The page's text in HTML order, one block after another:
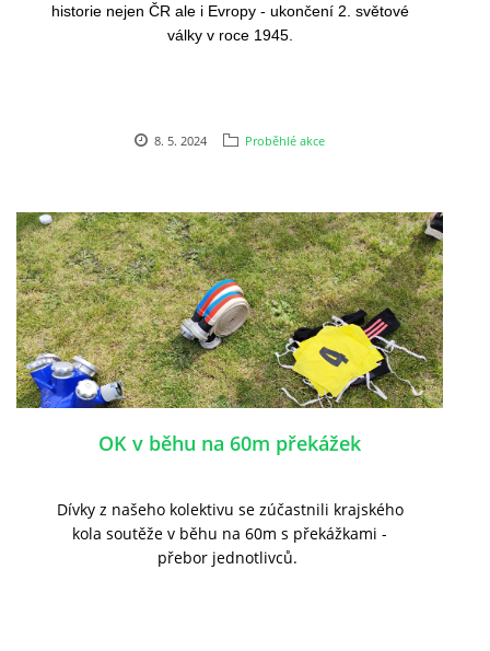
historie nejen ČR ale i Evropy - ukončení 2. světové
války v roce 1945.
8. 5. 2024 Proběhlé akce
OK v běhu na 60m překážek
Dívky z našeho kolektivu se zúčastnili krajského
kola soutěže v běhu na 60m s překážkami -
přebor jednotlivců.